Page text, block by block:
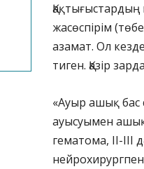
жасөспірім
азамат. Ол
тиген. Қазір
«Ауыр ашық бас
ауысуымен
гематома, II-III